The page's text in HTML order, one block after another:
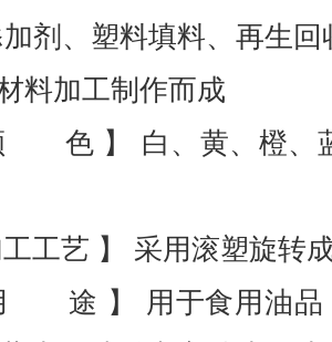
剂、塑料填料、再生
料加工制作而成
】 白、黄、橙、蓝
艺 】 采用滚塑旋转
】 用于食用油品，